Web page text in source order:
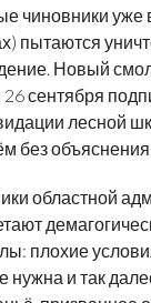
чиновники уже
пытаются
Новый
сентября
лесной
без объяснения
областной
плохие
и так